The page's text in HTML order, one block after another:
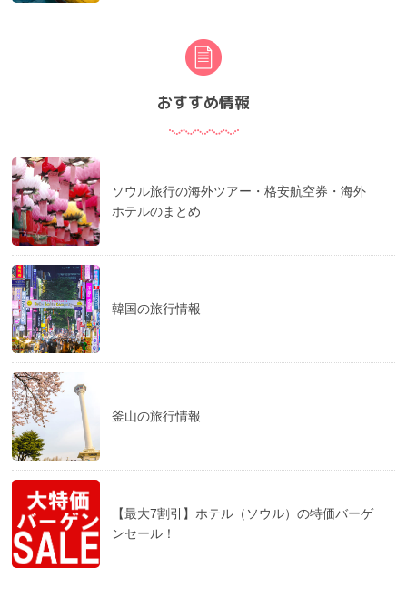
おすすめ情報
ソウル旅行の海外ツアー・格安航空券・海外
ホテルのまとめ
韓国の旅行情報
釜山の旅行情報
【最大7割引】ホテル（ソウル）の特価バーゲ
ンセール！